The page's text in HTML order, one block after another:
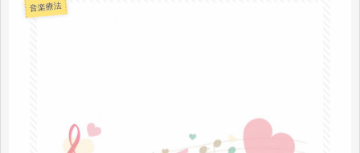
音楽療法